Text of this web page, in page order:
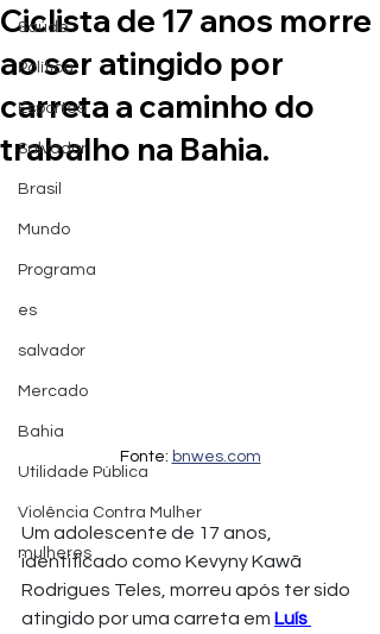
Saúde
Política
Esportes
Salvador
Brasil
Mundo
Programa
es
salvador
Mercado
Bahia
Utilidade Pública
Violência Contra Mulher
mulheres
Ciclista de 17 anos morre
ao ser atingido por
carreta a caminho do
trabalho na Bahia.
Fonte: bnwes.com
Um adolescente de 17 anos,
identificado como Kevyny Kawã
Rodrigues Teles, morreu após ter sido
atingido por uma carreta em Luís